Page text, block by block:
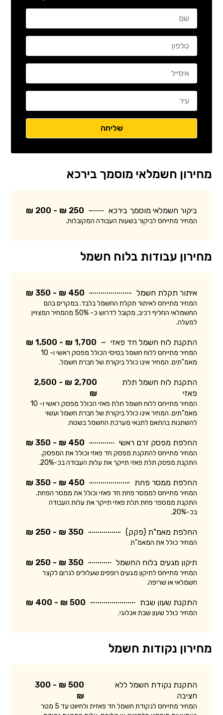
מחירון חשמלאי מוסמך בירכא
ביקור חשמלאי מוסמך בירכא 250 ₪ - 200 ₪
המחיר מתייחס לביקור בשעות העבודה המקובלות.
מחירון עבודות בלוח חשמל
איתור תקלת חשמל 450 ₪ - 350 ₪
המחיר מתייחס לאיתור תקלת החשמל בלבד. במקרים בהם
החשמלאי החליף רכיב, מקובל לדרוש כ- 50% מהמחיר המצויין
למעלה.
התקנת לוח חשמל חד פאזי 1,700 ₪ - 1,500 ₪
המחיר מתייחס ללוח חשמל בסיסי הכולל מפסק ראשי ו- 10
מאמ"תים. המחיר אינו כולל ביקורת של חברת חשמל.
התקנת לוח חשמל תלת
פאזי
2,700 ₪ - 2,500
₪
המחיר מתייחס ללוח חשמל תלת פאזי הכולל מפסק ראשי ו- 10
מאמ"תים. המחיר אינו כולל ביקורת של חברת חשמל ועשוי
להשתנות בהתאם לתנאי מערכת החשמל בשטח.
החלפת מפסק זרם ראשי 450 ₪ - 350 ₪
המחיר מתייחס להתקנת מפסק חד פאזי וכולל את המפסק.
התקנת מפסק תלת פאזי תייקר את עלות העבודה בכ-20%.
החלפת ממסר פחת 450 ₪ - 350 ₪
המחיר מתייחס לממסר פחת חד פאזי וכולל את ממסר הפחת.
התקנת ממספר פחת תלת פאזי תייקר את עלות העבודה
בכ-20%.
החלפת מאמ"ת (פקק) 350 ₪ - 250 ₪
המחיר כולל את המאמ"ת
תיקון מגעים בלוח החשמל 350 ₪ - 250 ₪
המחיר מתייחס לתיקון מגעים רופפים שעלולים לגרום לקצר
חשמלאי או שריפה.
התקנת שעון שבת 500 ₪ - 400 ₪
המחיר כולל שעון שבת אנלוגי.
מחירון נקודות חשמל
התקנת נקודת חשמל ללא
חציבה
500 ₪ - 300
₪
המחיר מתייחס לנקודת חשמל חד פאזית ולחיווט עד 5 מטר